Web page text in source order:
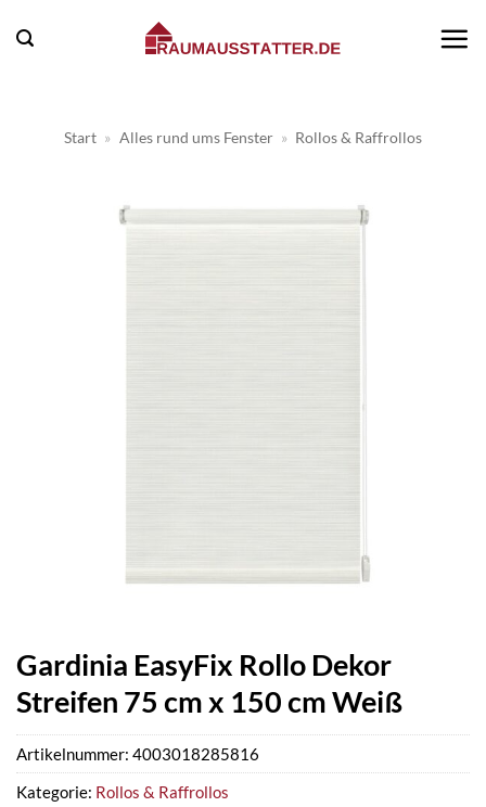
Inhalt
Start » Alles rund ums Fenster » Rollos & Raffrollos
Gardinia EasyFix Rollo Dekor
Streifen 75 cm x 150 cm Weiß
Artikelnummer: 4003018285816
Kategorie: Rollos & Raffrollos